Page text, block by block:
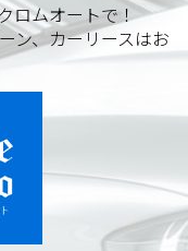
ロムオートで！
ン、カーリースはお